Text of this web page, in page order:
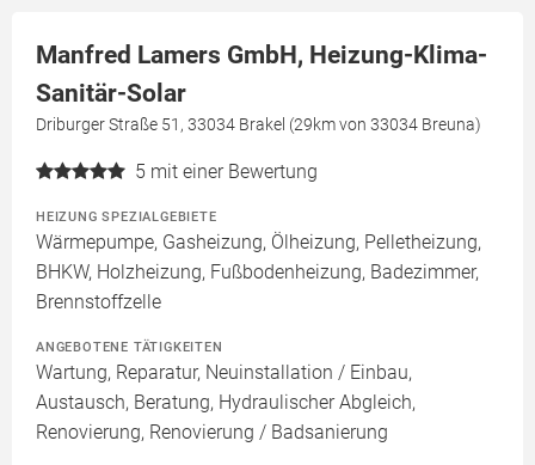
Manfred Lamers GmbH, Heizung-Klima-
Sanitär-Solar
Driburger Straße 51, 33034 Brakel (29km von 33034 Breuna)
5 mit einer Bewertung
HEIZUNG SPEZIALGEBIETE
Wärmepumpe, Gasheizung, Ölheizung, Pelletheizung,
BHKW, Holzheizung, Fußbodenheizung, Badezimmer,
Brennstoffzelle
ANGEBOTENE TÄTIGKEITEN
Wartung, Reparatur, Neuinstallation / Einbau,
Austausch, Beratung, Hydraulischer Abgleich,
Renovierung, Renovierung / Badsanierung